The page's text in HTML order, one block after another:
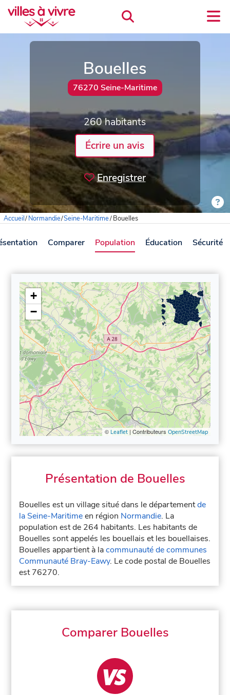
Bouelles
76270 Seine-Maritime
260 habitants
Écrire un avis
Enregistrer
Accueil/Normandie/Seine-Maritime/Bouelles
Comparer Population Éducation Sécurité
+
−
© Leaflet| Contributeurs OpenStreetMap
Présentation de Bouelles
Bouelles est un village situé dans le départementde
la Seine-Maritimeen région Normandie. La
population est de 264 habitants. Les habitants de
Bouelles sont appelés les bouellais et les bouellaises.
Bouelles appartient à lacommunauté de communes
Communauté Bray-Eawy. Le code postal de Bouelles
est 76270.
Comparer Bouelles